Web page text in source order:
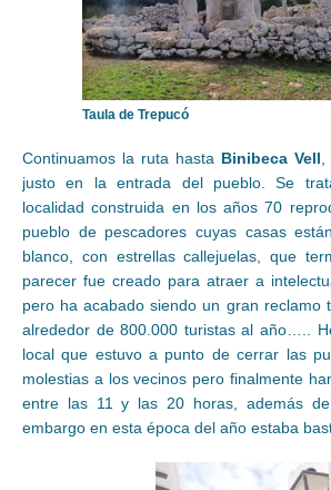
Taula de Trepucó
Continuamos la ruta hasta Binibeca Vell
justo en la entrada del pueblo. Se
localidad construida en los años 70
pueblo de pescadores cuyas casas
blanco, con estrellas callejuelas, que
parecer fue creado para atraer a
pero ha acabado siendo un gran reclamo
alrededor de 800.000 turistas al año…..
local que estuvo a punto de cerrar las
molestias a los vecinos pero finalmente
entre las 11 y las 20 horas, además
embargo en esta época del año estaba